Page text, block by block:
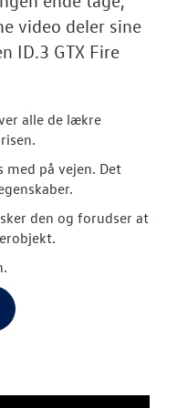
RESERVEDELE
NYHEDER
Danmarks
video deler sine
ID.3 GTX Fire
alle de lækre
på vejen. Det
den og forudser at